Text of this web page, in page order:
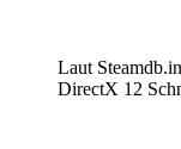
Laut
DirectX 12